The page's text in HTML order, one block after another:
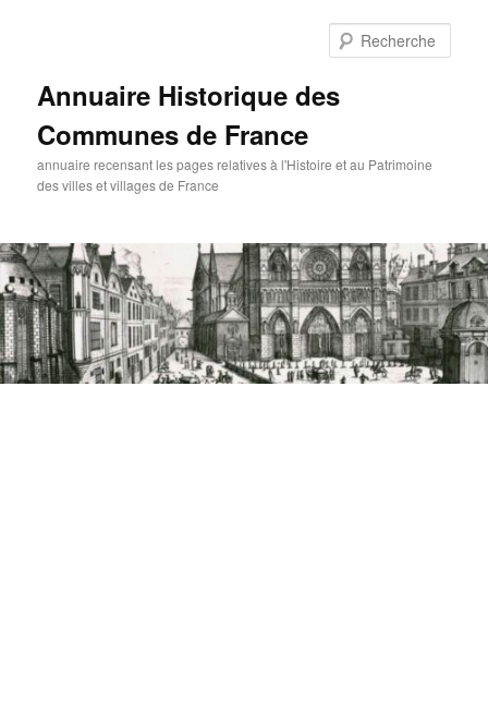
Annuaire Historique des
Communes de France
annuaire recensant les pages relatives à l'Histoire et au Patrimoine
des villes et villages de France